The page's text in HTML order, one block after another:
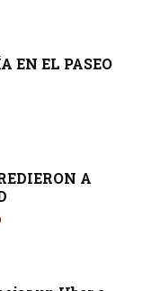
EN EL PASEO
A